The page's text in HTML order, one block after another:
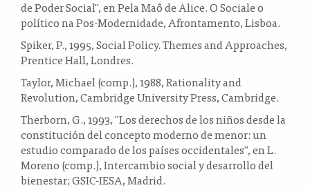
de Poder Social", en Pela Maô de Alice. O Sociale o
político na Pos-Modernidade, Afrontamento, Lisboa.
Spiker, P., 1995, Social Policy. Themes and Approaches,
Prentice Hall, Londres.
Taylor, Michael (comp.), 1988, Rationality and
Revolution, Cambridge University Press, Cambridge.
Therborn, G., 1993, "Los derechos de los niños desde la
constitución del concepto moderno de menor: un
estudio comparado de los países occidentales", en L.
Moreno (comp.), Intercambio social y desarrollo del
bienestar; GSIC-IESA, Madrid.